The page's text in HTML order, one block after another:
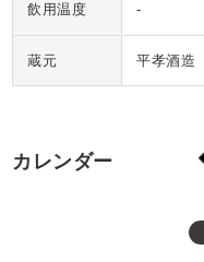
飲用温度 -
蔵元 平孝酒造
カレンダー